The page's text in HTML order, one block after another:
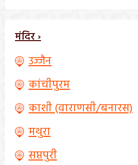
मंदिर ›
उज्जैन
कांचीपुरम
काशी (वाराणसी/बनारस)
मथुरा
सप्तपुरी